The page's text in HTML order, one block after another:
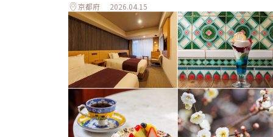
京都府 2026.04.15